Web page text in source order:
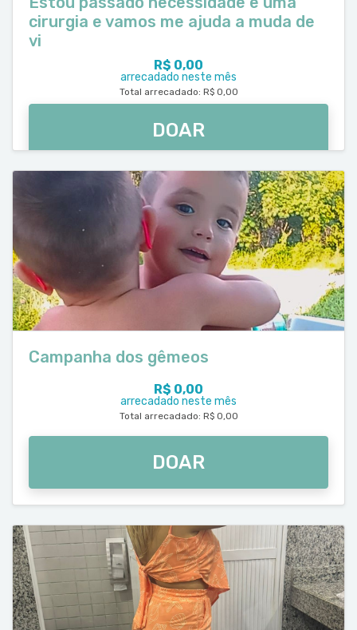
cirurgia e vamos me ajuda a muda de
vi
R$ 0,00
arrecadado neste mês
Total arrecadado: R$ 0,00
DOAR
Campanha dos gêmeos
R$ 0,00
arrecadado neste mês
Total arrecadado: R$ 0,00
DOAR